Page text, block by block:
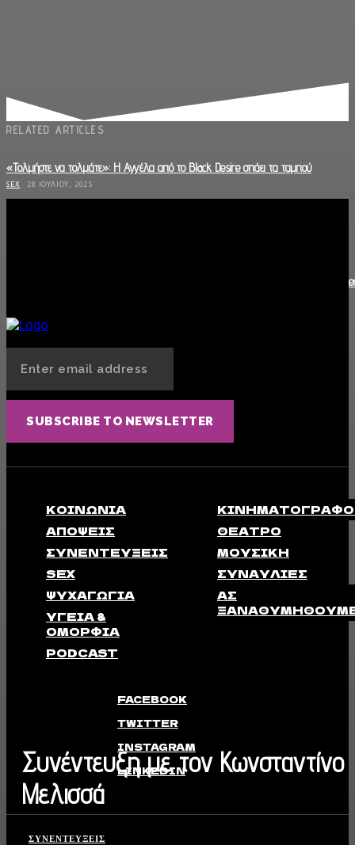
Συνέντευξη με τον Κωνσταντίνο
Μελισσά
ΣΥΝΕΝΤΕΎΞΕΙΣ
RELATED ARTICLES
«Τολμήστε να τολμάτε»: Η Αγγέλα από το Black Desire σπάει τα ταμπού
SEX 28 ΙΟΥΛΊΟΥ, 2025
Πώς να Μην Κολλήσεις ΣΜΝ: Συνέντευξη με τον Ειδικό Σεξουαλικής Υγείας τον
SUBSCRIBE TO NEWSLETTER
ΚΟΙΝΩΝΊΑ
ΑΠΟΨΕΙΣ
ΣΥΝΕΝΤΕΎΞΕΙΣ
SEX
ΨΥΧΑΓΩΓΊΑ
ΥΓΕΊΑ &
ΟΜΟΡΦΙΆ
PODCAST
ΘΈΑΤΡΟ
ΜΟΥΣΙΚΉ
ΣΥΝΑΥΛΊΕΣ
ΑΣ
FACEBOOK
TWITTER
INSTAGRAM
LINKEDIN